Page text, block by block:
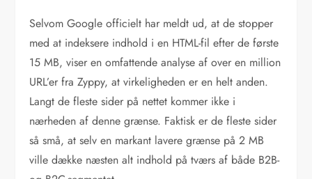
Selvom Google officielt har meldt ud, at de stopper
med at indeksere indhold i en HTML-fil efter de første
15 MB, viser en omfattende analyse af over en million
URL’er fra Zyppy, at virkeligheden er en helt anden.
Langt de fleste sider på nettet kommer ikke i
nærheden af denne grænse. Faktisk er de fleste sider
så små, at selv en markant lavere grænse på 2 MB
ville dække næsten alt indhold på tværs af både B2B-